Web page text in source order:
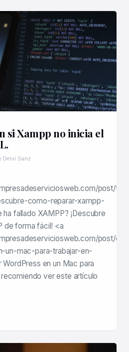
si Xampp no inicia el
Deivi Sanz
post/te-
como-reparar-xampp-
fallado XAMPP? ¡Descubre
de forma fácil! <a
post/
un-mac-para-trabajar-en-
WordPress en un Mac para
recomiendo ver este artículo